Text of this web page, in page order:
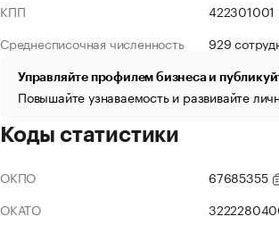
КПП
422301001
Среднесписочная численность
929
Управляйте профилем бизнеса и
Повышайте узнаваемость и развивайте
Коды статистики
ОКПО
67685355
ОКАТО